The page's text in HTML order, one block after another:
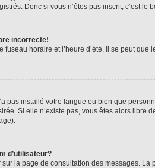
Donc si vous n’êtes pas inscrit, c’est le
incorrecte!
fuseau horaire et l’heure d’été, il se peut
pas installé votre langue ou bien que
Si elle n’existe pas, vous êtes alors libre
d’utilisateur?
sur la page de consultation des messages.